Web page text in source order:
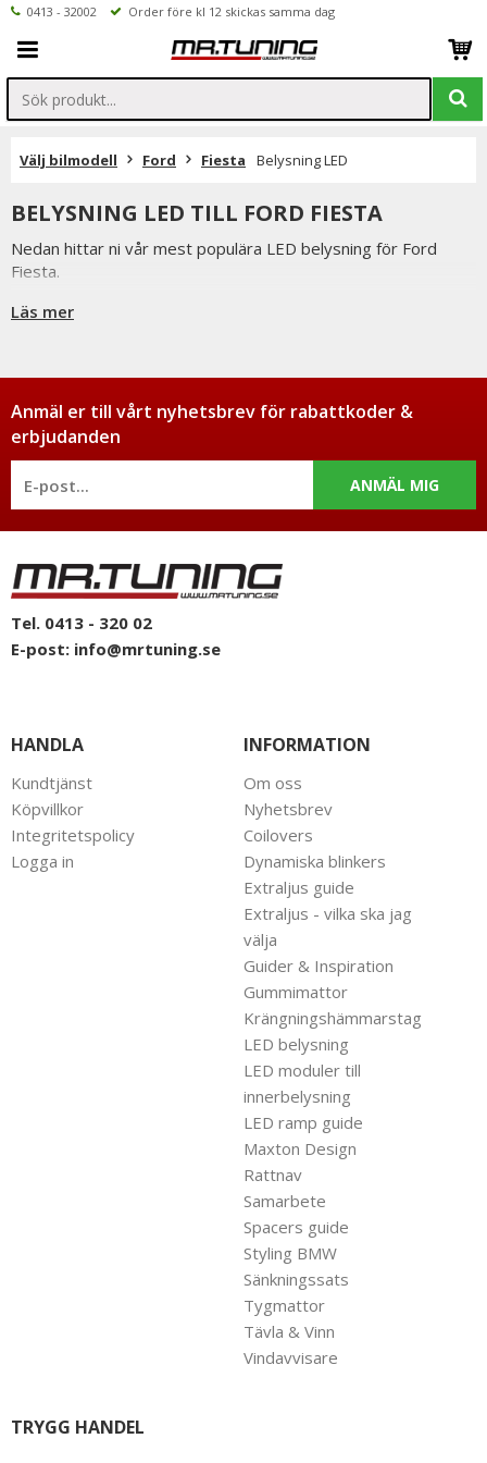
0413 - 32002 Order före kl 12 skickas samma dag
Välj bilmodell Ford Fiesta Belysning LED
BELYSNING LED TILL FORD FIESTA
Nedan hittar ni vår mest populära LED belysning för Ford
Fiesta.
Är det något ni undrar över eller saknar i vårt sortiment ser vi
info@mrtuning.se
Läs mer
Anmäl er till vårt nyhetsbrev för rabattkoder &
erbjudanden
ANMÄL MIG
Tel. 0413 - 320 02
E-post: info@mrtuning.se
HANDLA
Kundtjänst
Köpvillkor
Integritetspolicy
Logga in
INFORMATION
Om oss
Nyhetsbrev
Coilovers
Dynamiska blinkers
Extraljus guide
Extraljus - vilka ska jag
välja
Guider & Inspiration
Gummimattor
Krängningshämmarstag
LED belysning
LED moduler till
innerbelysning
LED ramp guide
Maxton Design
Rattnav
Samarbete
Spacers guide
Styling BMW
Sänkningssats
Tygmattor
Tävla & Vinn
Vindavvisare
TRYGG HANDEL